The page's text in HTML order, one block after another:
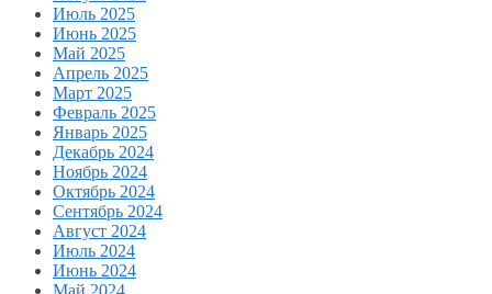
Июль 2025
Июнь 2025
Май 2025
Апрель 2025
Март 2025
Февраль 2025
Январь 2025
Декабрь 2024
Ноябрь 2024
Октябрь 2024
Сентябрь 2024
Август 2024
Июль 2024
Июнь 2024
Май 2024